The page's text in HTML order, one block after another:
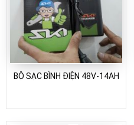
BỘ SẠC BÌNH ĐIỆN 48V-14AH